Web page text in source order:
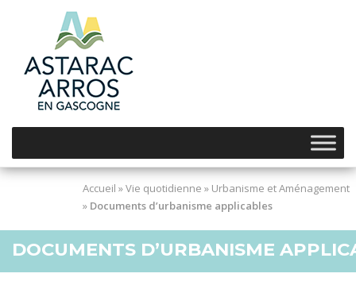
Accueil »Vie quotidienne » Urbanisme et Aménagement
» Documents d’urbanisme applicables
DOCUMENTS D’URBANISME